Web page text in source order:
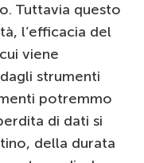
Tuttavia questo
l’efficacia del
viene
strumenti
potremmo
di dati si
della durata